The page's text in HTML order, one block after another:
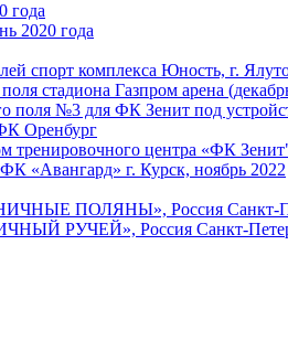
года
2020 года
спорт комплекса Юность, г.
стадиона Газпром арена
поля №3 для ФК Зенит под
Оренбург
тренировочного центра «ФК
«Авангард» г. Курск, ноябрь 2022
ПОЛЯНЫ», Россия Санкт-
РУЧЕЙ», Россия Санкт-